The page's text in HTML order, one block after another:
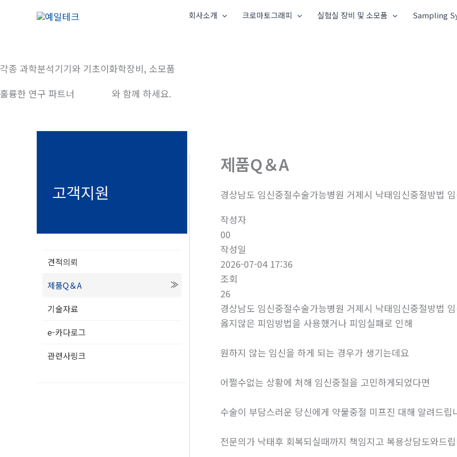
건
뛰
회사소개 크로마토그래피 실험실 장비 및 소모품 Sampling
각종 과학분석기기와 기초이화학장비, 소모품
훌륭한 연구 파트너
와 함께 하세요.
고객지원
견적의뢰
제품Q＆A
기술자료
e-카다로그
관련사링크
제품Q＆A
경상남도 임신중절수술가능병원 거제시 낙태임신중절방법
작성자
00
작성일
2026-07-04 17:36
조회
26
경상남도 임신중절수술가능병원 거제시 낙태임신중절방법
옳지않은 피임방법을 사용했거나 피임실패로 인해
원하지 않는 임신을 하게 되는 경우가 생기는데요
어쩔수없는 상황에 처해 임신중절을 고민하게되었다면
수술이 부담스러운 당신에게 약물중절 미프진 대해 알려드립
전문의가 낙태후 회복되실때까지 책임지고 복용상담도와드